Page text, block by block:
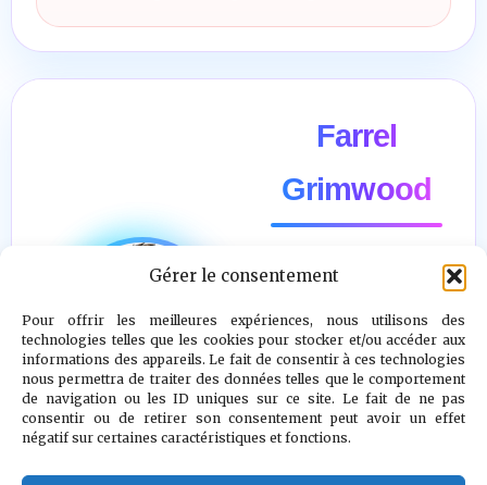
Gérer le consentement
Pour offrir les meilleures expériences, nous utilisons des
technologies telles que les cookies pour stocker et/ou accéder aux
informations des appareils. Le fait de consentir à ces technologies
nous permettra de traiter des données telles que le comportement
de navigation ou les ID uniques sur ce site. Le fait de ne pas
consentir ou de retirer son consentement peut avoir un effet
négatif sur certaines caractéristiques et fonctions.
Farrel
Grimwood
"Il n’y a pas
d’ennemi. Le
véritable combat
est contre le
doute, la peur et